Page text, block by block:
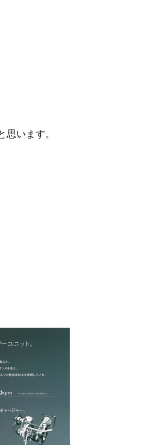
います。